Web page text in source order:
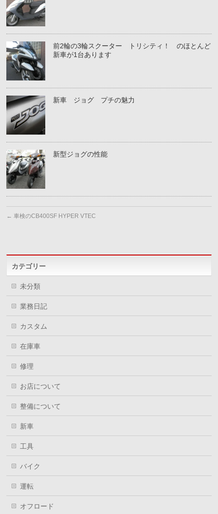
前2輪の3輪スクーター トリシティ！ のほとんど
新車が1台あります
新車 ジョグ プチの魅力
新型ジョグの性能
← 車検のCB400SF HYPER VTEC
カテゴリー
未分類
業務日記
カスタム
在庫車
修理
お店について
整備について
新車
工具
バイク
運転
オフロード